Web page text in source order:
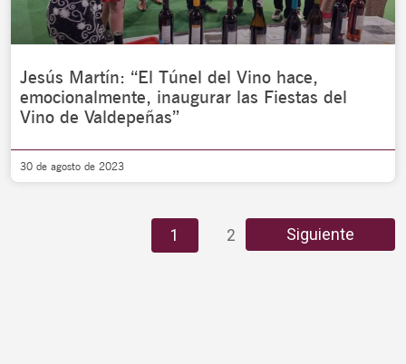
Jesús Martín: “El Túnel del Vino hace,
emocionalmente, inaugurar las Fiestas del
Vino de Valdepeñas”
30 de agosto de 2023
1 2 Siguiente